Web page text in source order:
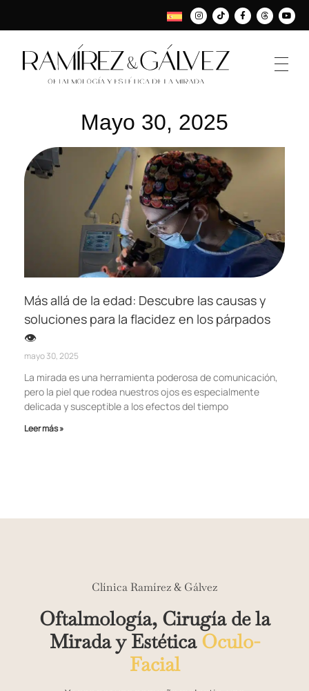
Mayo 30, 2025
Más allá de la edad: Descubre las causas y
soluciones para la flacidez en los párpados
👁️
mayo 30, 2025
La mirada es una herramienta poderosa de comunicación,
pero la piel que rodea nuestros ojos es especialmente
delicada y susceptible a los efectos del tiempo
Leer más »
Clínica Ramírez & Gálvez
Oftalmología, Cirugía de la
Mirada y EstéticaOculo-
Facial